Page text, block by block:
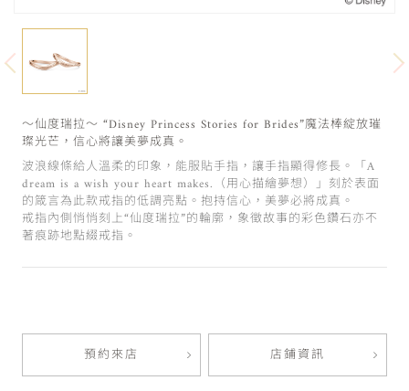
～仙度瑞拉～ “Disney Princess Stories for Brides”魔法棒綻放璀
璨光芒，信心將讓美夢成真。
波浪線條給人溫柔的印象，能服貼手指，讓手指顯得修長。「A
dream is a wish your heart makes.（用心描繪夢想）」刻於表面
的箴言為此款戒指的低調亮點。抱持信心，美夢必將成真。
戒指內側悄悄刻上“仙度瑞拉”的輪廓，象徵故事的彩色鑽石亦不
著痕跡地點綴戒指。
預約來店 店鋪資訊